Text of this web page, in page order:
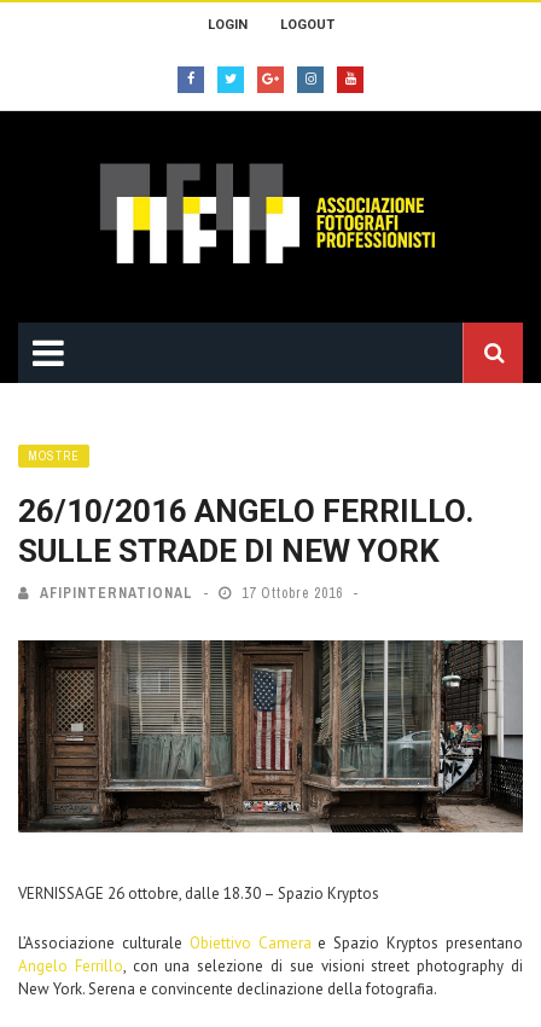
LOGIN LOGOUT
MOSTRE
26/10/2016 ANGELO FERRILLO.
SULLE STRADE DI NEW YORK
AFIPINTERNATIONAL 17 Ottobre 2016
VERNISSAGE 26 ottobre, dalle 18.30 – Spazio Kryptos
L’Associazione culturale Obiettivo Camera e Spazio Kryptos presentano
Angelo Ferrillo, con una selezione di sue visioni street photography di
New York. Serena e convincente declinazione della fotografia.